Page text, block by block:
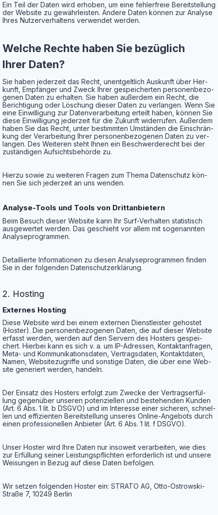
Ein Teil der Daten wird erho­ben, um eine feh­ler­freie Bereit­stel­lung
der Web­site zu gewähr­leis­ten. Ande­re Daten kön­nen zur Ana­ly­se
Ihres Nut­zer­ver­hal­tens ver­wen­det werden.
Wel­che Rech­te haben Sie bezüg­lich
Ihrer Daten?
Sie haben jeder­zeit das Recht, unent­gelt­lich Aus­kunft über Her­
kunft, Emp­fän­ger und Zweck Ihrer gespei­cher­ten per­so­nen­be­zo­
ge­nen Daten zu erhal­ten. Sie haben außer­dem ein Recht, die
Berich­ti­gung oder Löschung die­ser Daten zu ver­lan­gen. Wenn Sie
eine Ein­wil­li­gung zur Daten­ver­ar­bei­tung erteilt haben, kön­nen Sie
die­se Ein­wil­li­gung jeder­zeit für die Zukunft wider­ru­fen. Außer­dem
haben Sie das Recht, unter bestimm­ten Umstän­den die Ein­schrän­
kung der Ver­ar­bei­tung Ihrer per­so­nen­be­zo­ge­nen Daten zu ver­
lan­gen. Des Wei­te­ren steht Ihnen ein Beschwer­de­recht bei der
zustän­di­gen Auf­sichts­be­hör­de zu.
Hier­zu sowie zu wei­te­ren Fra­gen zum The­ma Daten­schutz kön­
nen Sie sich jeder­zeit an uns wenden.
Ana­ly­se-Tools und Tools von Drittanbietern
Beim Besuch die­ser Web­site kann Ihr Surf-Ver­hal­ten sta­tis­tisch
aus­ge­wer­tet wer­den. Das geschieht vor allem mit soge­nann­ten
Analyseprogrammen.
Detail­lier­te Infor­ma­tio­nen zu die­sen Ana­ly­se­pro­gram­men fin­den
Sie in der fol­gen­den Datenschutzerklärung.
2. Hos­ting
Exter­nes Hosting
Die­se Web­site wird bei einem exter­nen Dienst­leis­ter gehos­tet
(Hos­ter). Die per­so­nen­be­zo­ge­nen Daten, die auf die­ser Web­site
erfasst wer­den, wer­den auf den Ser­vern des Hos­ters gespei­
chert. Hier­bei kann es sich v. a. um IP-Adres­sen, Kon­takt­an­fra­gen,
Meta- und Kom­mu­ni­ka­ti­ons­da­ten, Ver­trags­da­ten, Kon­takt­da­ten,
Namen, Web­site­zu­grif­fe und sons­ti­ge Daten, die über eine Web­
site gene­riert wer­den, handeln.
Der Ein­satz des Hos­ters erfolgt zum Zwe­cke der Ver­trags­er­fül­
lung gegen­über unse­ren poten­zi­el­len und bestehen­den Kun­den
(Art. 6 Abs. 1 lit. b DSGVO) und im Inter­es­se einer siche­ren, schnel­
len und effi­zi­en­ten Bereit­stel­lung unse­res Online-Ange­bots durch
einen pro­fes­sio­nel­len Anbie­ter (Art. 6 Abs. 1 lit. f DSGVO).
Unser Hos­ter wird Ihre Daten nur inso­weit ver­ar­bei­ten, wie dies
zur Erfül­lung sei­ner Leis­tungs­pflich­ten erfor­der­lich ist und unse­re
Wei­sun­gen in Bezug auf die­se Daten befolgen.
Wir set­zen fol­gen­den Hos­ter ein: STRATO AG, Otto-Ost­row­ski-
Stra­ße 7, 10249 Berlin